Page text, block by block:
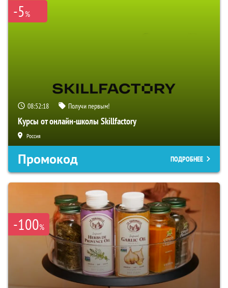
-5%
08:52:17 Получи первым!
Курсы от онлайн-школы Skillfactory
Россия
Промокод ПОДРОБНЕЕ
-100%